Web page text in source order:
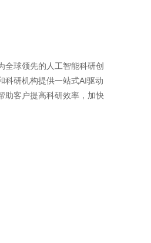
全球领先的人工智能科研创
科研机构提供一站式AI驱动
助客户提高科研效率，加快